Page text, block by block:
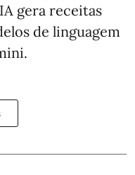
gera receitas
de linguagem